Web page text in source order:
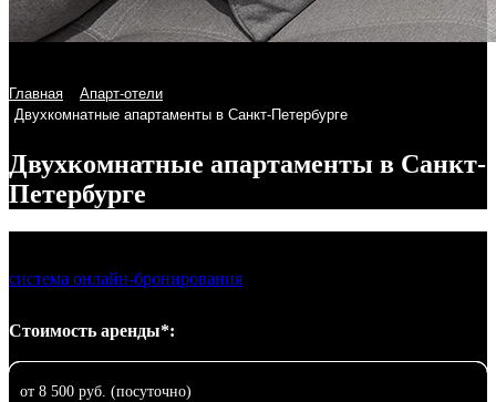
Главная
Апарт-отели
Двухкомнатные апартаменты в Санкт-Петербурге
Двухкомнатные апартаменты в Санкт-
Петербурге
система онлайн-бронирования
Стоимость аренды*:
от 8 500 руб. (посуточно)